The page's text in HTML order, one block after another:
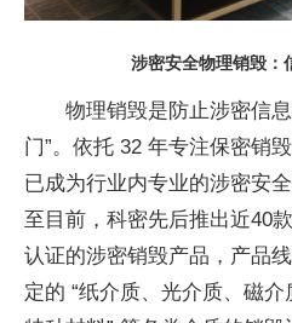
涉密安全物理销毁：
物理销毁是防止涉密信
门”。依托 32 年专注保密销
已成为行业内专业的涉密安
至目前，科密先后推出近40
认证的涉密销毁产品，产品
定的 “纸介质、光介质、磁介